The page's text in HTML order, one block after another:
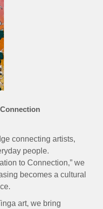
connecting artists,
people.
to Connection,” we
becomes a cultural
art, we bring